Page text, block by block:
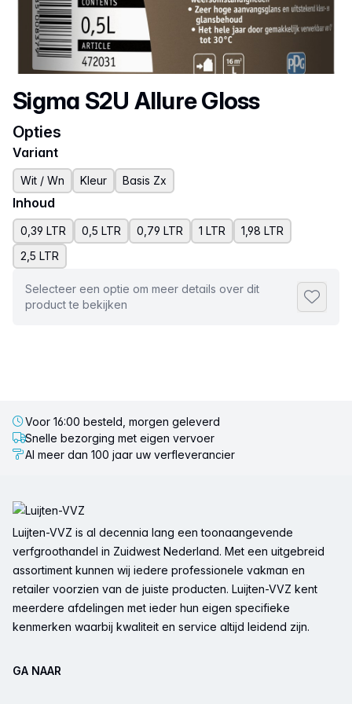
Productnaam
Sigma S2U Allure Gloss
Opties
Variant
Wit / Wn Kleur Basis Zx
Inhoud
0,39 LTR 0,5 LTR 0,79 LTR 1 LTR
1,98 LTR
2,5 LTR
Selecteer een optie om meer details over dit
product te bekijken
Voor 16:00 besteld, morgen geleverd
Snelle bezorging met eigen vervoer
Al meer dan 100 jaar uw verfleverancier
Luijten-VVZ is al decennia lang een toonaangevende
verfgroothandel in Zuidwest Nederland. Met een uitgebreid
assortiment kunnen wij iedere professionele vakman en
retailer voorzien van de juiste producten. Luijten-VVZ kent
meerdere afdelingen met ieder hun eigen specifieke
kenmerken waarbij kwaliteit en service altijd leidend zijn.
GA NAAR